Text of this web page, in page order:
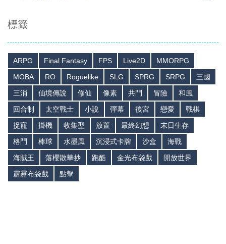
標籤
ARPG Final Fantasy FPS Live2D
MMORPG
MOBA
RO Roguelike SLG SPRG SRPG
三國
三消
仙境傳說 修仙 像素 共鬥 冒險
和風
回合制
太空戰士 小說 彈幕 後宮 戀愛
戰棋
捉寵
掛機 收集型 放置 最終幻想
末日生存
格鬥
棒球 水墨風 沉浸式卡牌 沙盒
海戰
海賊王
落櫻散華抄 跑酷 金光布袋戲
開放世界
霹靂布袋戲
點擊